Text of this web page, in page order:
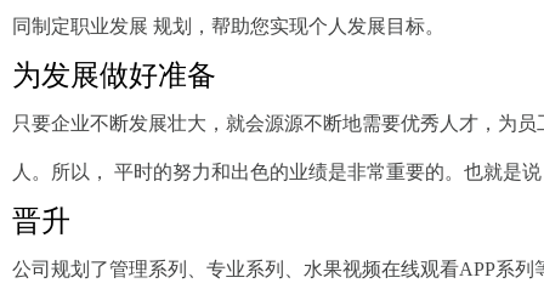
同制定职业发展 规划，帮助您实现个人发展目标。
为发展做好准备
只要企业不断发展壮大，就会源源不断地需要优秀人才，为
人。所以， 平时的努力和出色的业绩是非常重要的。也就是说
晋升
公司规划了管理系列、专业系列、水果视频在线观看APP系